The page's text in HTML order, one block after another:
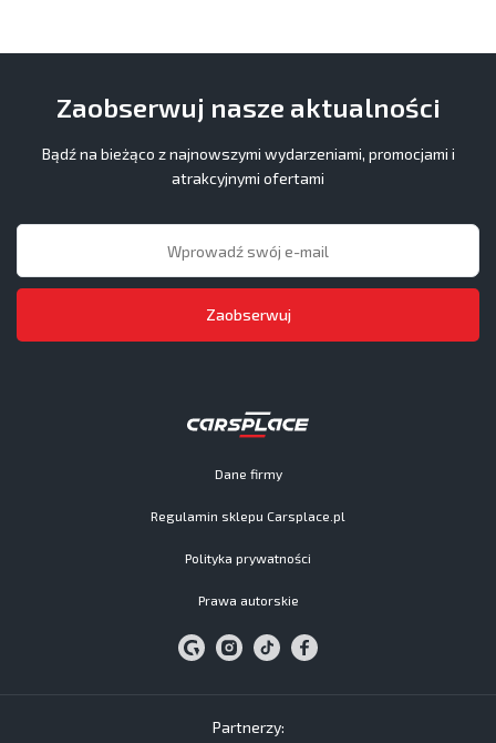
Dane firmy
Regulamin sklepu Carsplace.pl
Polityka prywatności
Prawa autorskie
Zaobserwuj nasze aktualności
Bądź na bieżąco z najnowszymi wydarzeniami, promocjami i
atrakcyjnymi ofertami
Zaobserwuj
Partnerzy: